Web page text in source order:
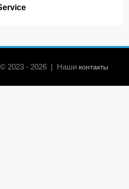
2023 - 2026 | Наши контакты